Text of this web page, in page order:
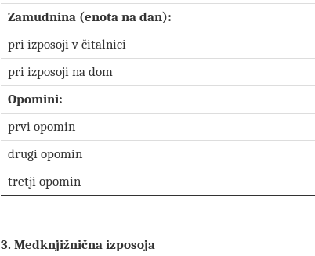
Zamudnina (enota na dan):
pri izposoji v čitalnici
pri izposoji na dom
Opomini:
prvi opomin
drugi opomin
tretji opomin
3. Medknjižnična izposoja